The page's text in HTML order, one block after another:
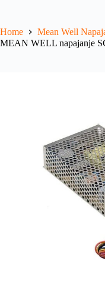
Home
Mean Well
MEAN WELL napajanje